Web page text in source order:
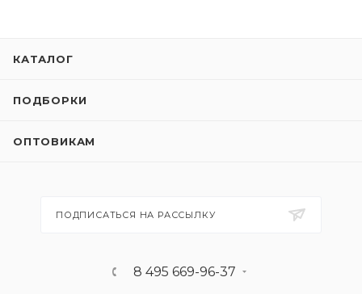
КАТАЛОГ
ПОДБОРКИ
ОПТОВИКАМ
ПОДПИСАТЬСЯ НА РАССЫЛКУ
8 495 669-96-37